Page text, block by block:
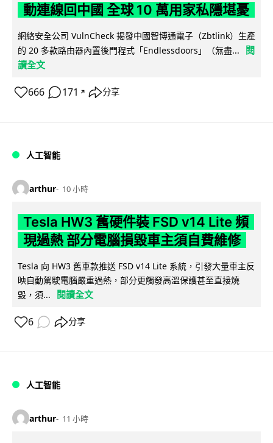
動連線回中國 全球 10 萬用家私隱堪憂
網絡安全公司 VulnCheck 揭發中國智博通電子（Zbtlink）生產
的 20 多款路由器內置後門程式「Endlessdoors」（無盡...
閱
讀全文
666 171 ↗ 分享
人工智能
arthur 10 小時
Tesla HW3 舊硬件裝 FSD v14 Lite 頻
現過熱 部分電腦損毀車主須自費維修
Tesla 向 HW3 舊車款推送 FSD v14 Lite 系統，引發大量車主反
映自動駕駛電腦嚴重過熱，部分更觸發高溫保護甚至直接燒
毀，須...
閱讀全文
6 分享
人工智能
arthur 11 小時